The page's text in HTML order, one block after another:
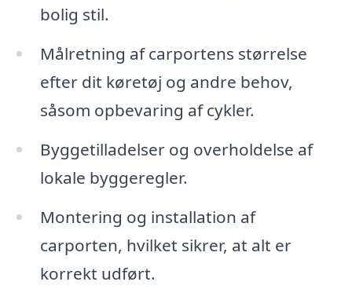
bolig stil.
Målretning af carportens størrelse
efter dit køretøj og andre behov,
såsom opbevaring af cykler.
Byggetilladelser og overholdelse af
lokale byggeregler.
Montering og installation af
carporten, hvilket sikrer, at alt er
korrekt udført.